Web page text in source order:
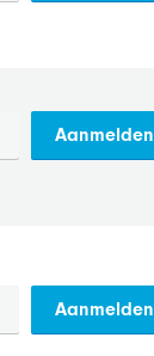
Aanmelden
Aanmelden